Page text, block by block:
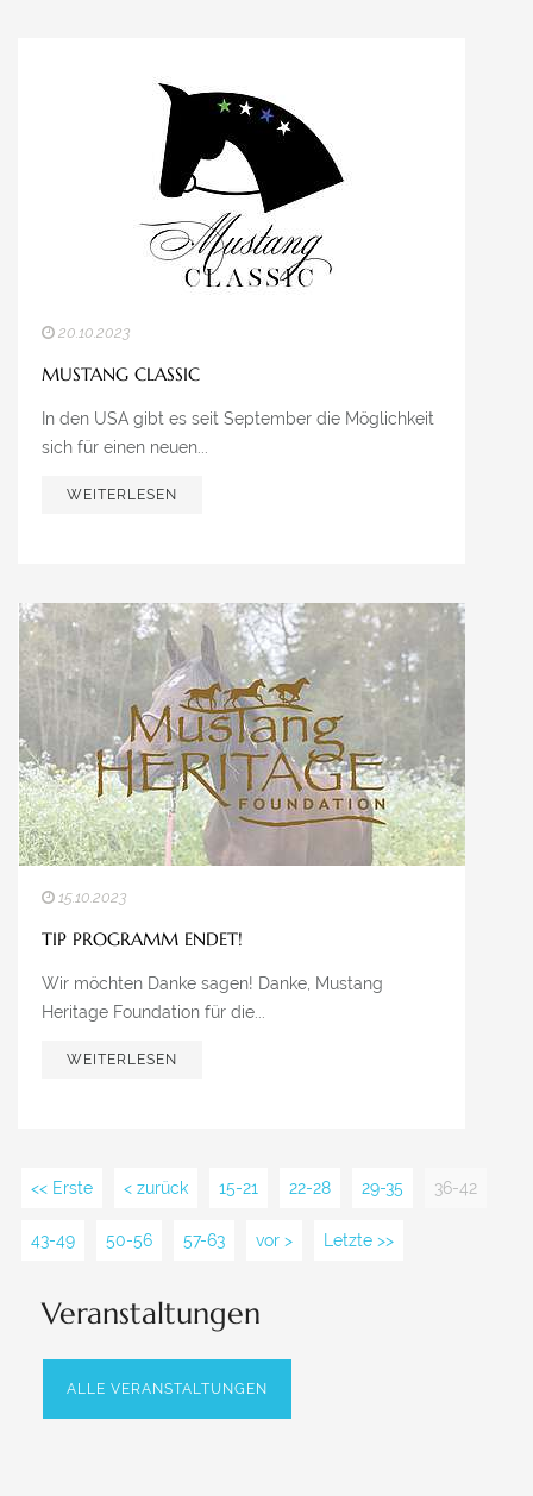
20.10.2023
MUSTANG CLASSIC
In den USA gibt es seit September die Möglichkeit
sich für einen neuen...
WEITERLESEN
15.10.2023
TIP PROGRAMM ENDET!
Wir möchten Danke sagen! Danke, Mustang
Heritage Foundation für die...
WEITERLESEN
<< Erste < zurück 15-21 22-28 29-35 36-42
43-49 50-56 57-63 vor > Letzte >>
Veranstaltungen
ALLE VERANSTALTUNGEN